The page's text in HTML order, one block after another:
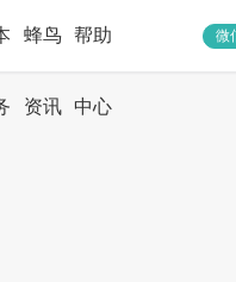
蜂鸟
资讯
帮助
中心
微